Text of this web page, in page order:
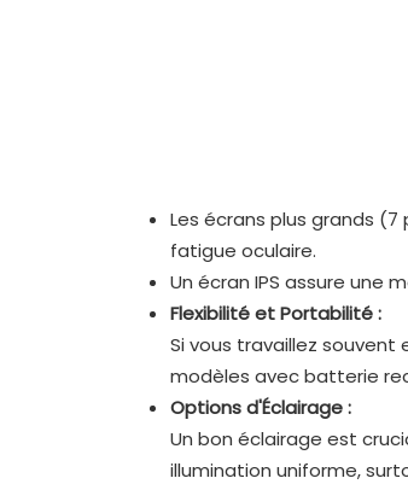
Les écrans plus grands
fatigue oculaire.
Un écran IPS assure une
Flexibilité et Portabilité :
Si vous travaillez
modèles avec batterie
Options d'Éclairage :
Un bon éclairage est
illumination uniforme,